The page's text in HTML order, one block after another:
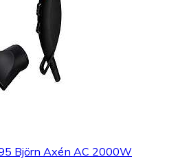
Björn Axén AC 2000W